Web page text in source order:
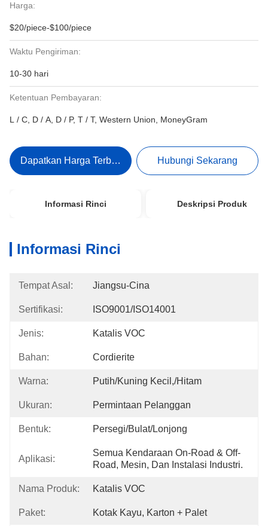
Harga:
$20/piece-$100/piece
Waktu Pengiriman:
10-30 hari
Ketentuan Pembayaran:
L / C, D / A, D / P, T / T, Western Union, MoneyGram
Dapatkan Harga Terbaik Hubungi Sekarang
Informasi Rinci Deskripsi Produk
Informasi Rinci
Tempat Asal: Jiangsu-Cina
Sertifikasi: ISO9001/ISO14001
Jenis: Katalis VOC
Bahan: Cordierite
Warna: Putih/kuning Kecil,/Hitam
Ukuran: Permintaan Pelanggan
Bentuk: Persegi/Bulat/Lonjong
Aplikasi:
Semua Kendaraan On-Road & Off-
Road, Mesin, Dan Instalasi Industri.
Nama Produk: Katalis VOC
Paket: Kotak Kayu, Karton + Palet